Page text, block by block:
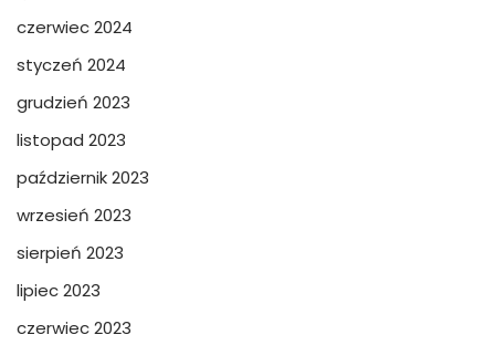
czerwiec 2024
styczeń 2024
grudzień 2023
listopad 2023
październik 2023
wrzesień 2023
sierpień 2023
lipiec 2023
czerwiec 2023